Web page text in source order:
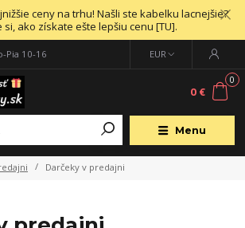
ceny na trhu! Našli ste kabelku lacnejšie?
si, ako získate ešte lepšiu cenu [TU].
Menu
EUR
Pia 10-16
0
0 €
Darčeky v predajni